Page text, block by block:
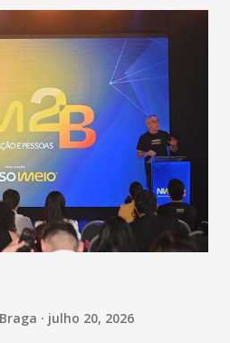
com os ambientes
não estamos vivendo uma
em todos os anos, com
influenza ou H1N1. Trata-se
vírus diferente, com um poder de
coronavírus”, apontou o
uma epidemia com chance de
gerar um grande risco à
“Precisamos saber fazer a
para não so...
julho 20, 2026